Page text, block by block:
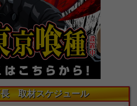
長 取材スケジュール